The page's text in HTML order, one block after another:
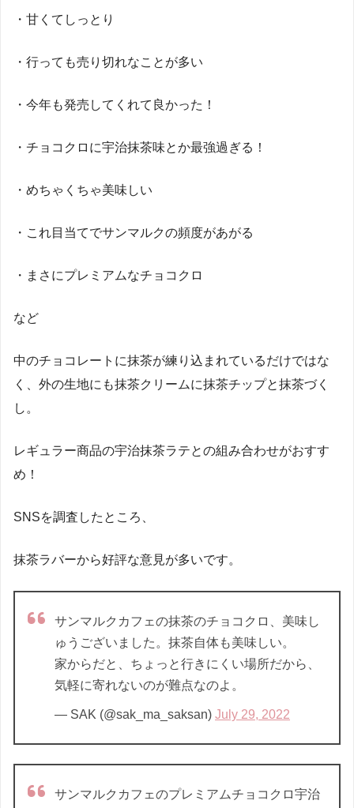
・甘くてしっとり
・行っても売り切れなことが多い
・今年も発売してくれて良かった！
・チョコクロに宇治抹茶味とか最強過ぎる！
・ めちゃくちゃ美味しい
・ これ目当てでサンマルクの頻度があがる
・ まさにプレミアムなチョコクロ
など
中のチョコレートに抹茶が練り込まれているだけではな
く、外の生地にも抹茶クリームに抹茶チップと抹茶づく
し。
レギュラー商品の宇治抹茶ラテとの組み合わせがおすす
め！
SNSを調査したところ、
抹茶ラバーから好評な意見が多いです。
サンマルクカフェの抹茶のチョコクロ、美味し
ゅうございました。抹茶自体も美味しい。
家からだと、ちょっと行きにくい場所だから、
気軽に寄れないのが難点なのよ。
— SAK (@sak_ma_saksan) July 29, 2022
サンマルクカフェのプレミアムチョコクロ宇治